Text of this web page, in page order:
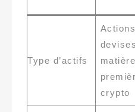
Type d’actifs
crypto